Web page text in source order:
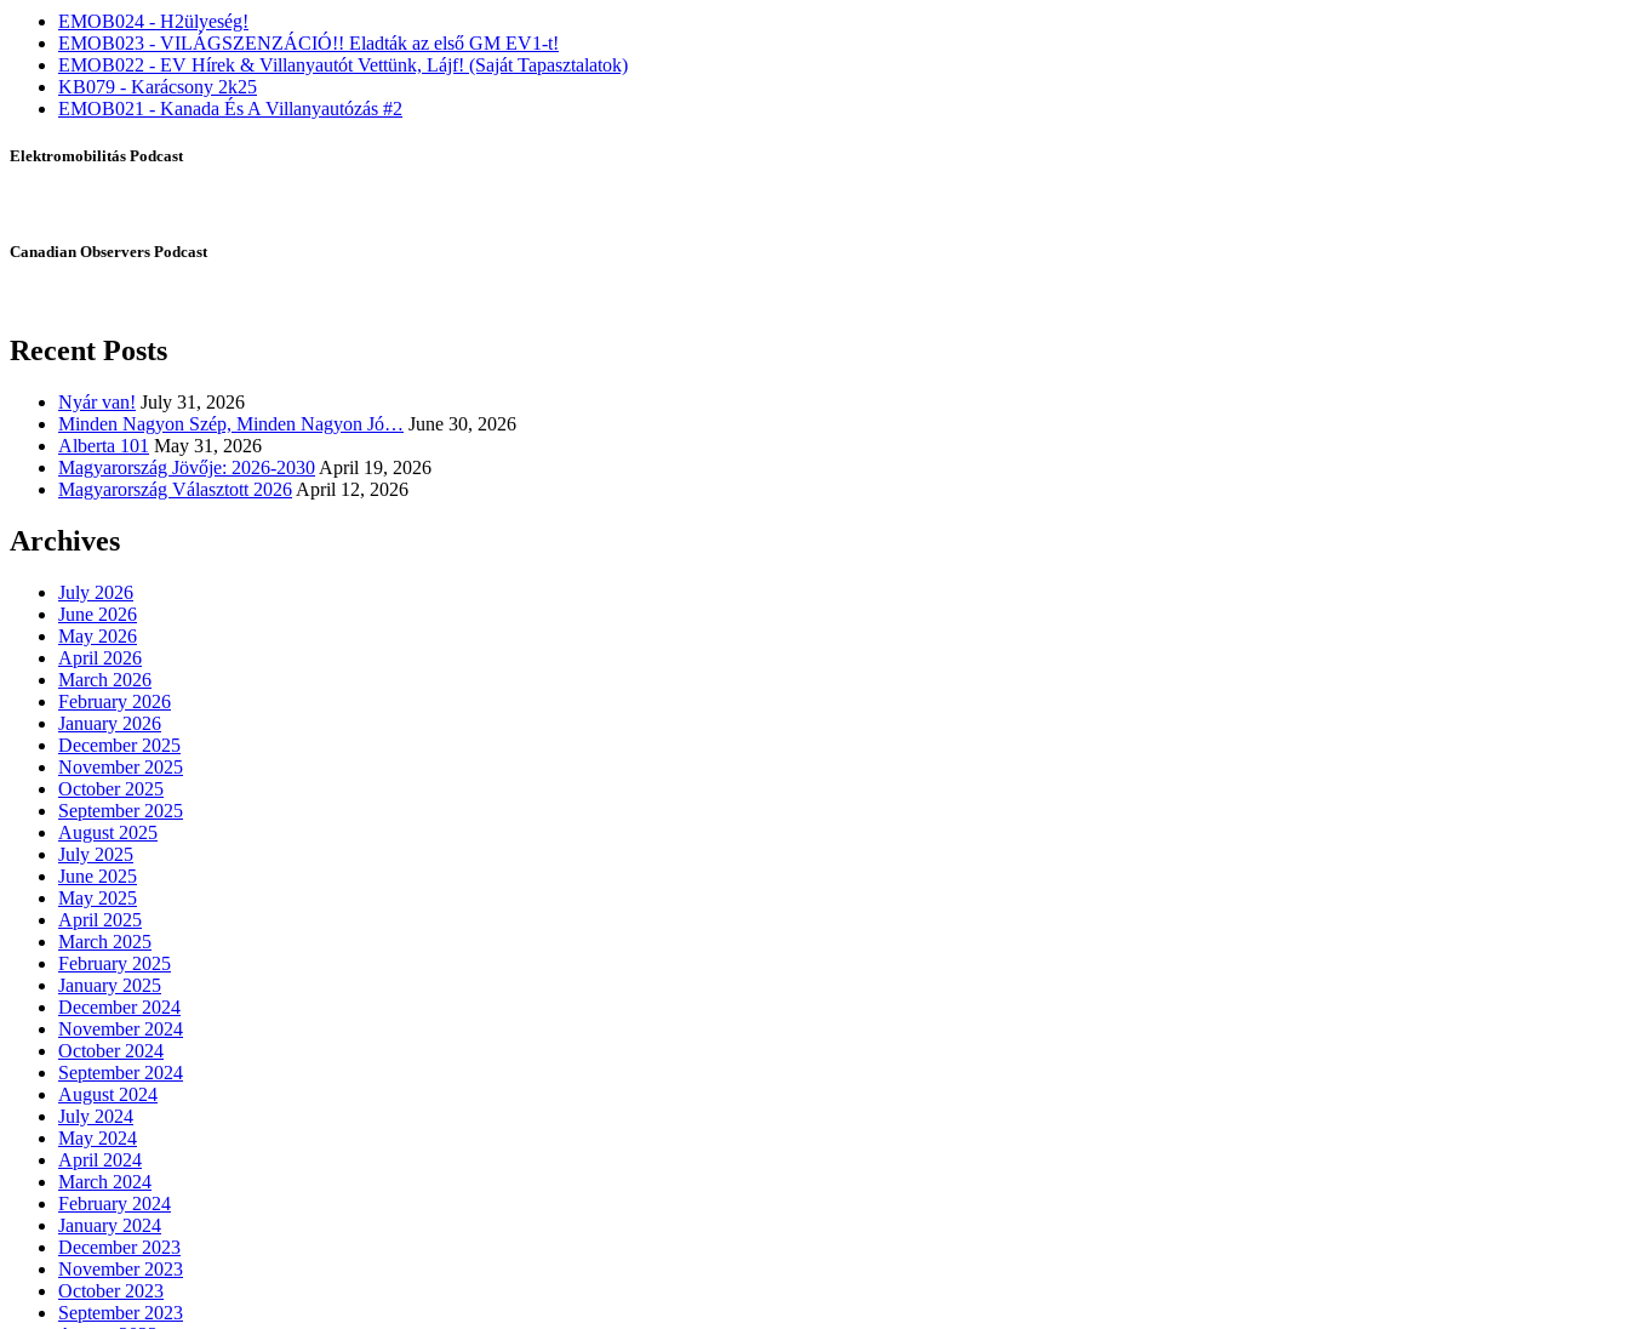
EMOB024 - H2ülyeség!
EMOB023 - VILÁGSZENZÁCIÓ!! Eladták az első GM EV1-t!
EMOB022 - EV Hírek & Villanyautót Vettünk, Lájf! (Saját Tapasztalatok)
KB079 - Karácsony 2k25
EMOB021 - Kanada És A Villanyautózás #2
Elektromobilitás Podcast
Canadian Observers Podcast
Recent Posts
Nyár van! July 31, 2026
Minden Nagyon Szép, Minden Nagyon Jó… June 30, 2026
Alberta 101 May 31, 2026
Magyarország Jövője: 2026-2030 April 19, 2026
Magyarország Választott 2026 April 12, 2026
Archives
July 2026
June 2026
May 2026
April 2026
March 2026
February 2026
January 2026
December 2025
November 2025
October 2025
September 2025
August 2025
July 2025
June 2025
May 2025
April 2025
March 2025
February 2025
January 2025
December 2024
November 2024
October 2024
September 2024
August 2024
July 2024
May 2024
April 2024
March 2024
February 2024
January 2024
December 2023
November 2023
October 2023
September 2023